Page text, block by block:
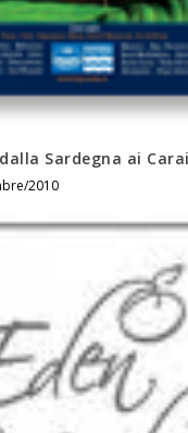
Sardegna ai
2010